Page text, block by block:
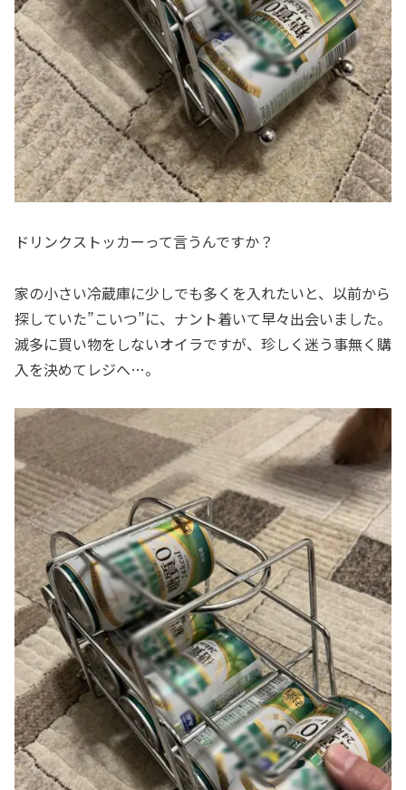
ドリンクストッカーって言うんですか？
家の小さい冷蔵庫に少しでも多くを入れたいと、以前から
探していた”こいつ”に、ナント着いて早々出会いました。
滅多に買い物をしないオイラですが、珍しく迷う事無く購
入を決めてレジへ…。